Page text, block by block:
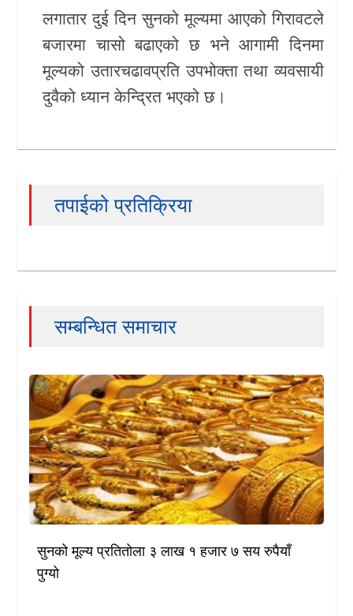
लगातार दुई दिन सुनको मूल्यमा आएको गिरावटले
बजारमा चासो बढाएको छ भने आगामी दिनमा
मूल्यको उतारचढावप्रति उपभोक्ता तथा व्यवसायी
दुवैको ध्यान केन्द्रित भएको छ।
तपाईको प्रतिक्रिया
सम्बन्धित समाचार
सुनको मूल्य प्रतितोला ३ लाख १ हजार ७ सय रुपैयाँ
पुग्यो